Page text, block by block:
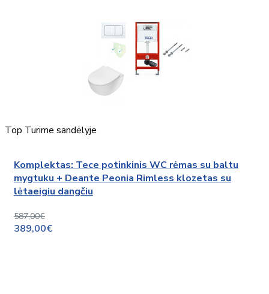
Top Turime sandėlyje
Komplektas: Tece potinkinis WC rėmas su baltu
mygtuku + Deante Peonia Rimless klozetas su
lėtaeigiu dangčiu
587,00€
389,00€